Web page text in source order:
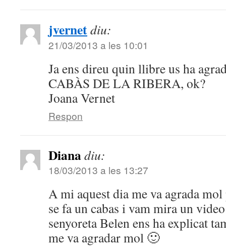
jvernetdiu:
21/03/2013 a les 10:01
Ja ens direu quin llibre us ha
CABÀS DE LA RIBERA, ok?
Joana Vernet
Respon
Dianadiu:
18/03/2013 a les 13:27
A mi aquest dia me va agrada
se fa un cabas i vam mira un
senyoreta Belen ens ha explicat
me va agradar mol 🙂